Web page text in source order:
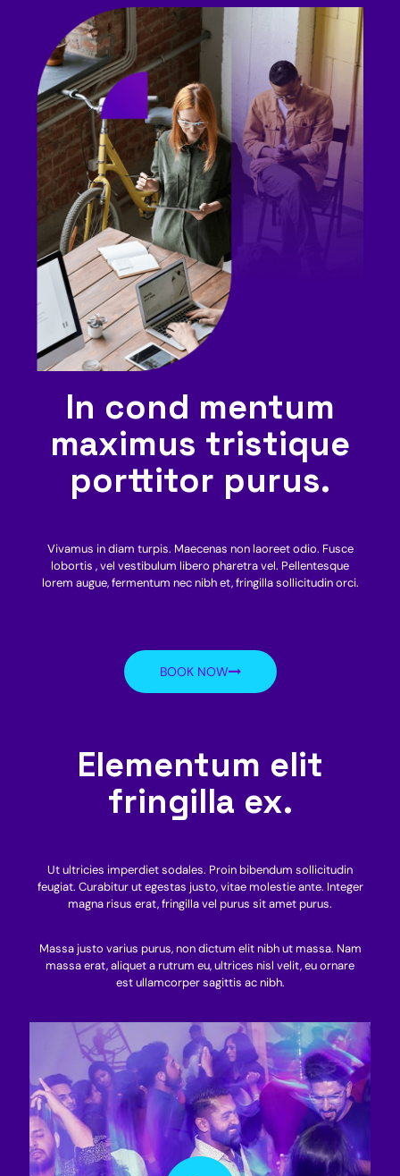
In cond mentum
maximus tristique
porttitor purus.
Vivamus in diam turpis. Maecenas non laoreet odio. Fusce
lobortis , vel vestibulum libero pharetra vel. Pellentesque
lorem augue, fermentum nec nibh et, fringilla sollicitudin orci.
BOOK NOW
Elementum elit
fringilla ex.
Ut ultricies imperdiet sodales. Proin bibendum sollicitudin
feugiat. Curabitur ut egestas justo, vitae molestie ante. Integer
magna risus erat, fringilla vel purus sit amet purus.
Massa justo varius purus, non dictum elit nibh ut massa. Nam
massa erat, aliquet a rutrum eu, ultrices nisl velit, eu ornare
est ullamcorper sagittis ac nibh.